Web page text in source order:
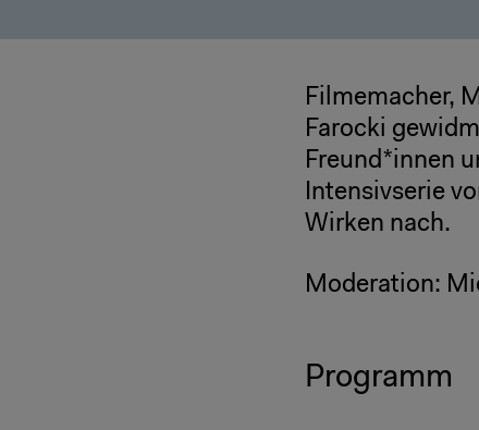
Filmemacher,
Farocki
Freund*innen
Intensivserie
Wirken nach.
Moderation:
Programm